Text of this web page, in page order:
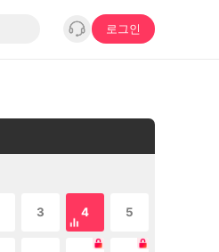
로그인
3 4 5